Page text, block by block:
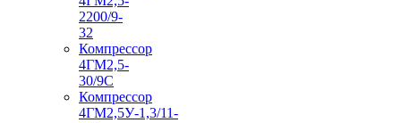
2200/9-
32
Компрессор
4ГМ2,5-
30/9С
Компрессор
4ГМ2,5У-1,3/11-